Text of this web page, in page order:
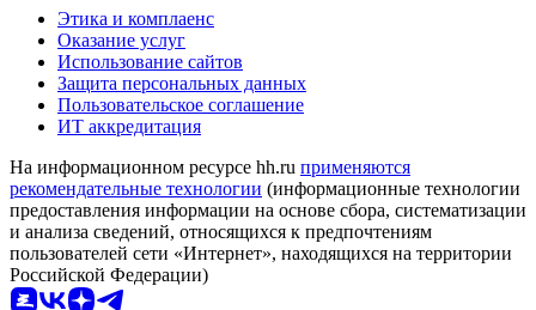
Этика и комплаенс
Оказание услуг
Использование сайтов
Защита персональных данных
Пользовательское соглашение
ИТ аккредитация
На информационном ресурсе hh.ru применяются
рекомендательные технологии (информационные технологии
предоставления информации на основе сбора, систематизации
и анализа сведений, относящихся к предпочтениям
пользователей сети «Интернет», находящихся на территории
Российской Федерации)